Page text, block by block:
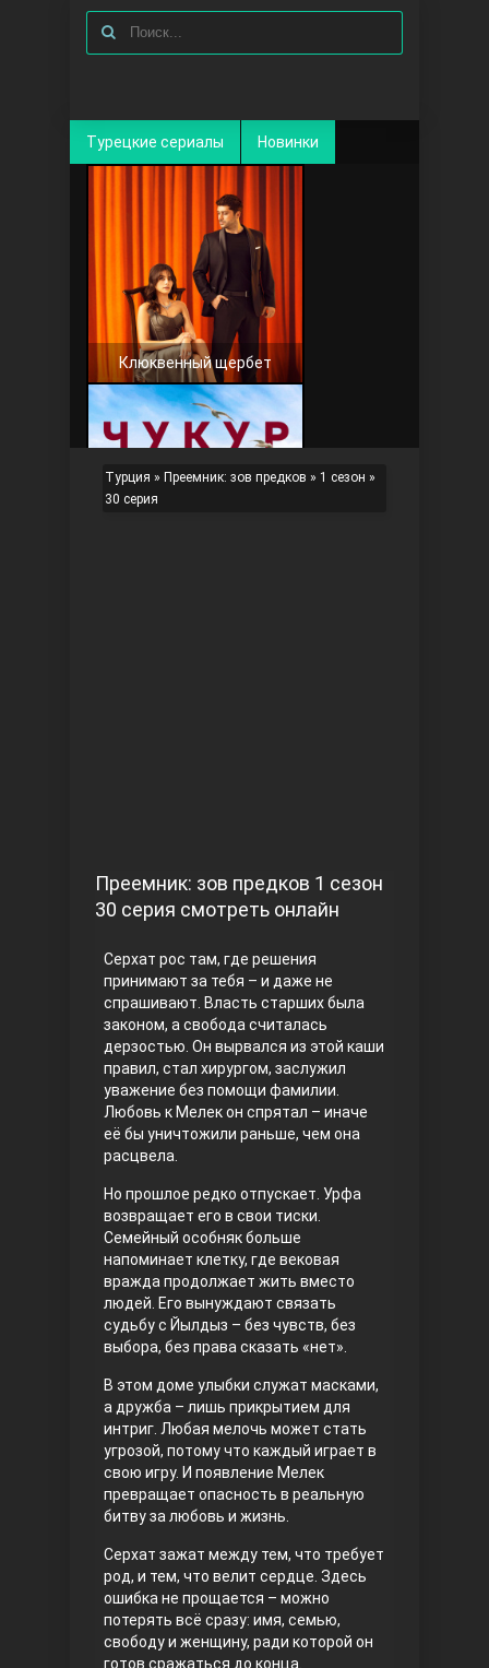
Турецкие сериалы Новинки
Клюквенный щербет
Правосyдие
Любовь напрокат
Воскресший Эртугрул
Турция » Преемник: зов предков » 1 сезон »
30 серия
Преемник: зов предков 1 сезон
30 серия смотреть онлайн
Серхат рос там, где решения
принимают за тебя – и даже не
спрашивают. Власть старших была
законом, а свобода считалась
дерзостью. Он вырвался из этой каши
правил, стал хирургом, заслужил
уважение без помощи фамилии.
Любовь к Мелек он спрятал – иначе
её бы уничтожили раньше, чем она
расцвела.
Но прошлое редко отпускает. Урфа
возвращает его в свои тиски.
Семейный особняк больше
напоминает клетку, где вековая
вражда продолжает жить вместо
людей. Его вынуждают связать
судьбу с Йылдыз – без чувств, без
выбора, без права сказать «нет».
В этом доме улыбки служат масками,
а дружба – лишь прикрытием для
интриг. Любая мелочь может стать
угрозой, потому что каждый играет в
свою игру. И появление Мелек
превращает опасность в реальную
битву за любовь и жизнь.
Серхат зажат между тем, что требует
род, и тем, что велит сердце. Здесь
ошибка не прощается – можно
потерять всё сразу: имя, семью,
свободу и женщину, ради которой он
готов сражаться до конца.